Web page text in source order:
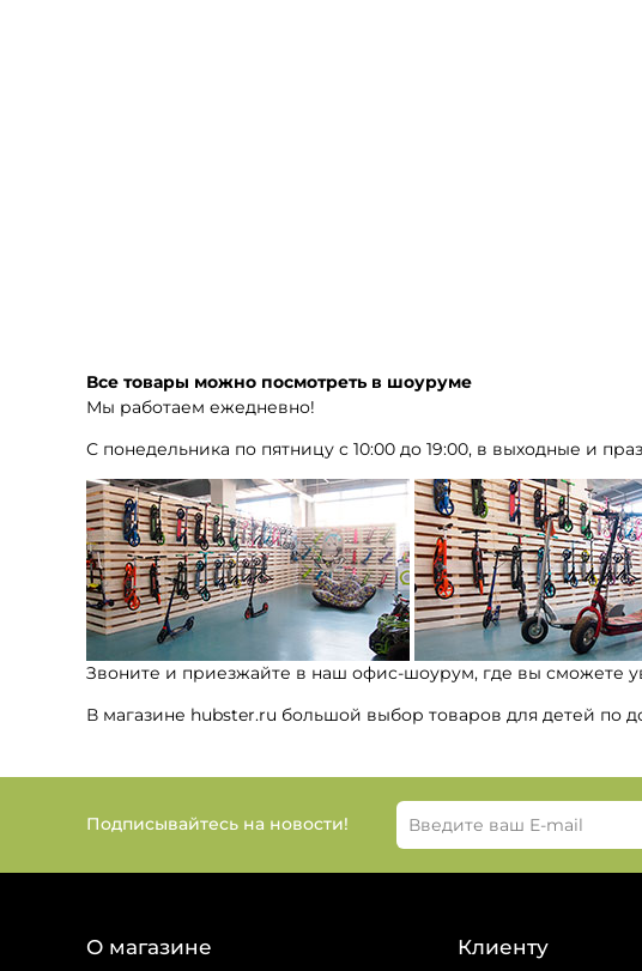
Все товары можно посмотреть в шоуруме
Мы работаем ежедневно!
С понедельника по пятницу с 10:00 до 19:00, в выходные и
Звоните и приезжайте в наш офис-шоурум, где вы сможете
В магазине hubster.ru большой выбор товаров для детей по
Подписывайтесь на новости!
О магазине Клиенту